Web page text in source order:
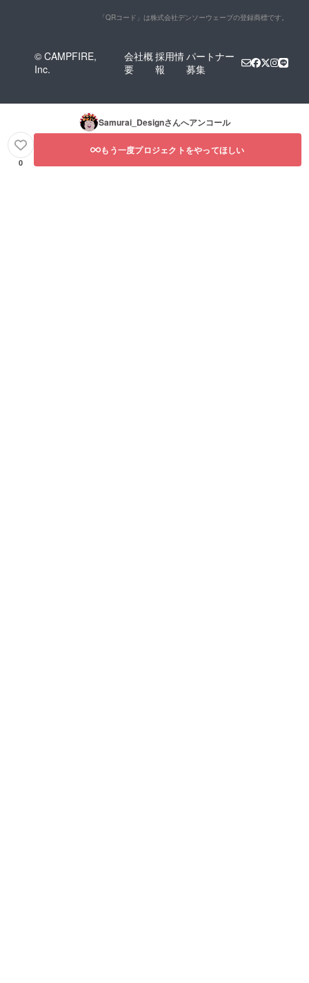
「QRコード」は株式会社デンソーウェーブの登録商標です。
© CAMPFIRE,
Inc.
会社概
要
採用情
報
パートナー
募集
Samurai_Designさんへアンコール
0
もう一度プロジェクトをやってほしい